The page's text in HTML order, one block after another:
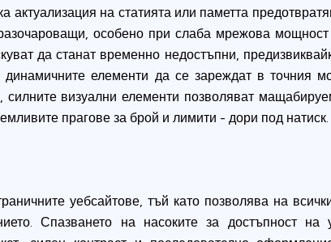
на статията или паметта
особено при слаба мрежова
да станат временно недостъпни,
елементи да се зареждат в точния
силните визуални елементи позволяват
прагове за брой и лимити - дори под натиск.
уебсайтове, тъй като позволява на
Спазването на насоките за достъпност на